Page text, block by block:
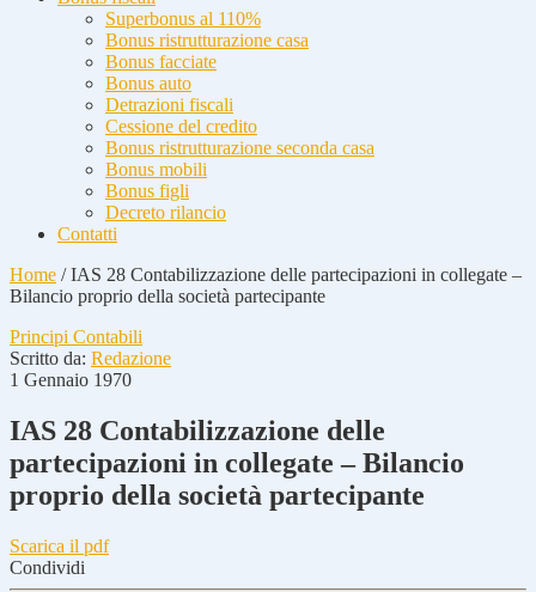
Superbonus al 110%
Bonus ristrutturazione casa
Bonus facciate
Bonus auto
Detrazioni fiscali
Cessione del credito
Bonus ristrutturazione seconda casa
Bonus mobili
Bonus figli
Decreto rilancio
Contatti
Home /IAS 28 Contabilizzazione delle partecipazioni in collegate –
Bilancio proprio della società partecipante
Principi Contabili
Scritto da: Redazione
1 Gennaio 1970
IAS 28 Contabilizzazione delle
partecipazioni in collegate – Bilancio
proprio della società partecipante
Scarica il pdf
Condividi